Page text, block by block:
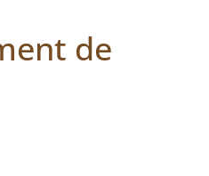
de